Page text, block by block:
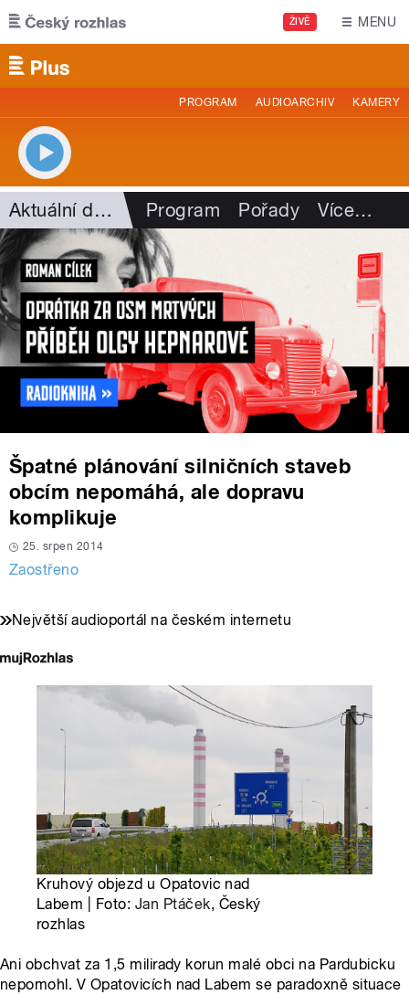
Přejít k hlavnímu obsahu
ŽIVĚ MENU
PROGRAM AUDIOARCHIV KAMERY
Aktuální dění Program Pořady Více…
Špatné plánování silničních staveb
obcím nepomáhá, ale dopravu
komplikuje
25. srpen 2014
Zaostřeno
Největší audioportál na českém internetu
Kruhový objezd u Opatovic nad
Labem | Foto: Jan Ptáček, Český
rozhlas
Ani obchvat za 1,5 milirady korun malé obci na Pardubicku
nepomohl. V Opatovicích nad Labem se paradoxně situace